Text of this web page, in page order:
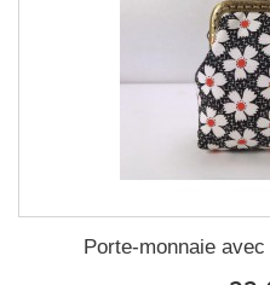
Porte-monnaie